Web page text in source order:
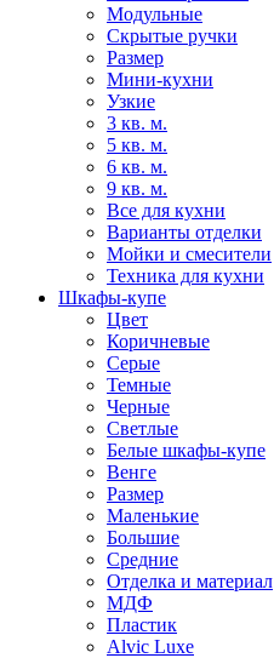
Модульные
Скрытые ручки
Размер
Мини-кухни
Узкие
3 кв. м.
5 кв. м.
6 кв. м.
9 кв. м.
Все для кухни
Варианты отделки
Мойки и смесители
Техника для кухни
Шкафы-купе
Цвет
Коричневые
Серые
Темные
Черные
Светлые
Белые шкафы-купе
Венге
Размер
Маленькие
Большие
Средние
Отделка и материал
МДФ
Пластик
Alvic Luxe